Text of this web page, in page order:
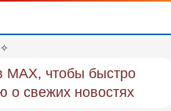
✧
MAX, чтобы быстро
о свежих новостях